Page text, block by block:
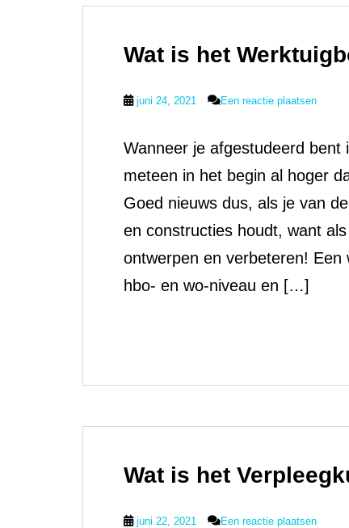
Wat is het
juni 24, 2021 Een reactie plaatsen
Wanneer je afgestudeerd bent
meteen in het begin al hoger
Goed nieuws dus, als je van
en constructies houdt, want
ontwerpen en verbeteren! Een
hbo- en wo-niveau en […]
Wat is het
juni 22, 2021 Een reactie plaatsen